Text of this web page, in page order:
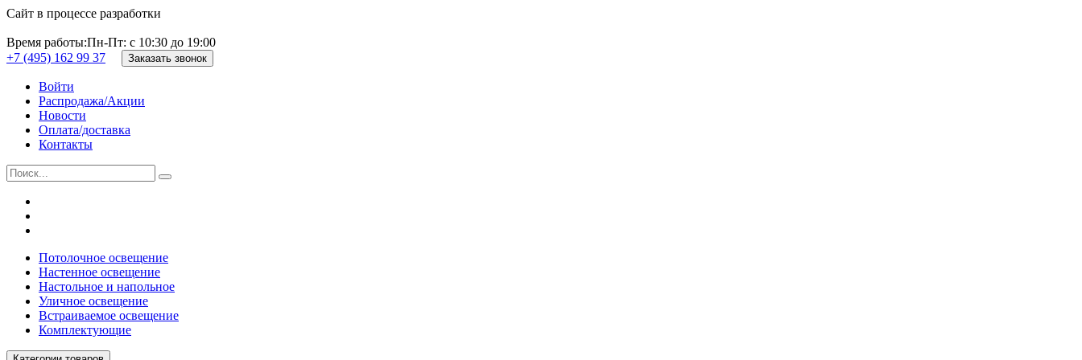
Сайт в процессе разработки
Время работы:Пн-Пт: с 10:30 до 19:00
+7 (495) 162 99 37
Заказать звонок
Войти
Распродажа/Акции
Новости
Оплата/доставка
Контакты
Потолочное освещение
Настенное освещение
Настольное и напольное
Уличное освещение
Встраиваемое освещение
Комплектующие